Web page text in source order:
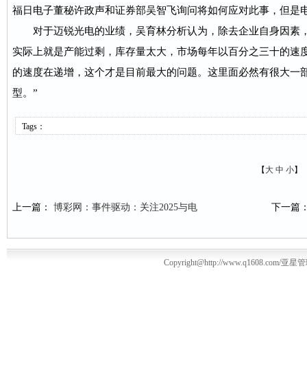
福日电子董秘许政声和证券部吴智飞询问将如何应对此事，但是
对于迈锐光电的业绩，吴育林分析认为，除去企业自身因素
实际上就是产能过剩，库存量太大，市场每年以百分之三十的速
的速度在递增，这个才是目前最大的问题。这里面必然有很大一
型。”
Tags：
【 大 中 小】
上一篇： 博彩网：事件驱动：关注2025与电 下一篇
Copyright@http://www.q1608.com/亚星